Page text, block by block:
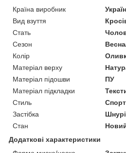
Країна виробник
Вид взуття
Стать
Сезон
Колір
Матеріал верху
Матеріал підошви
ПУ
Матеріал підкладки
Стиль
Застібка
Стан
Додаткові характеристики